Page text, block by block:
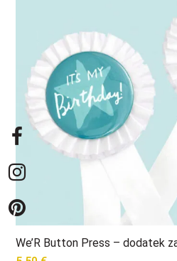
We’R Button Press – dodatek